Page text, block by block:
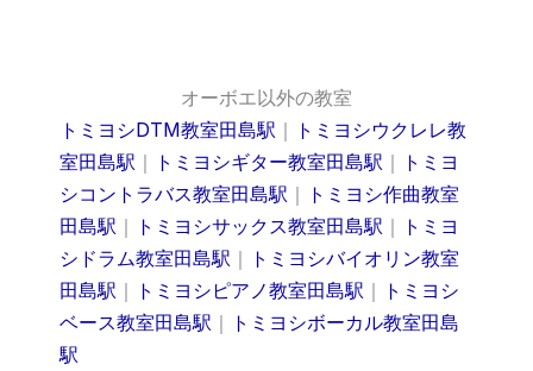
オーボエ以外の教室
トミヨシDTM教室田島駅 ｜ トミヨシウクレレ教
室田島駅 ｜ トミヨシギター教室田島駅 ｜ トミヨ
シコントラバス教室田島駅 ｜ トミヨシ作曲教室
田島駅 ｜ トミヨシサックス教室田島駅 ｜ トミヨ
シドラム教室田島駅 ｜ トミヨシバイオリン教室
田島駅 ｜ トミヨシピアノ教室田島駅 ｜ トミヨシ
ベース教室田島駅 ｜ トミヨシボーカル教室田島
駅